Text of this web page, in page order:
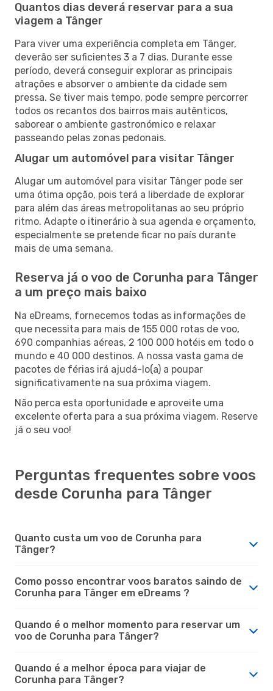
Quantos dias deverá reservar para a sua
viagem a Tânger
Para viver uma experiência completa em Tânger,
deverão ser suficientes 3 a 7 dias. Durante esse
período, deverá conseguir explorar as principais
atrações e absorver o ambiente da cidade sem
pressa. Se tiver mais tempo, pode sempre percorrer
todos os recantos dos bairros mais autênticos,
saborear o ambiente gastronómico e relaxar
passeando pelas zonas pedonais.
Alugar um automóvel para visitar Tânger
Alugar um automóvel para visitar Tânger pode ser
uma ótima opção, pois terá a liberdade de explorar
para além das áreas metropolitanas ao seu próprio
ritmo. Adapte o itinerário à sua agenda e orçamento,
especialmente se pretende ficar no país durante
mais de uma semana.
Reserva já o voo de Corunha para Tânger
a um preço mais baixo
Na eDreams, fornecemos todas as informações de
que necessita para mais de 155 000 rotas de voo,
690 companhias aéreas, 2 100 000 hotéis em todo o
mundo e 40 000 destinos. A nossa vasta gama de
pacotes de férias irá ajudá-lo(a) a poupar
significativamente na sua próxima viagem.
Não perca esta oportunidade e aproveite uma
excelente oferta para a sua próxima viagem. Reserve
já o seu voo!
Perguntas frequentes sobre voos
desde Corunha para Tânger
Quanto custa um voo de Corunha para
Tânger?
Como posso encontrar voos baratos saindo de
Corunha para Tânger em eDreams ?
Quando é o melhor momento para reservar um
voo de Corunha para Tânger?
Quando é a melhor época para viajar de
Corunha para Tânger?